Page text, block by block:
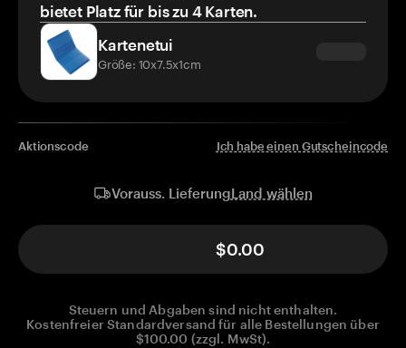
bietet Platz für bis zu 4 Karten.
Kartenetui
Größe: 10x7.5x1cm
Aktionscode Ich habe einen Gutscheincode
Vorauss. LieferungLand wählen
$0.00
Steuern und Abgaben sind nicht enthalten.
Kostenfreier Standardversand für alle Bestellungen über
$100.00 (zzgl. MwSt).